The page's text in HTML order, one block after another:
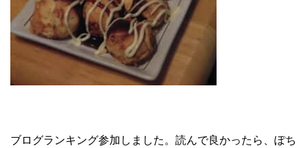
ブログランキング参加しました。読んで良かったら、ぽち